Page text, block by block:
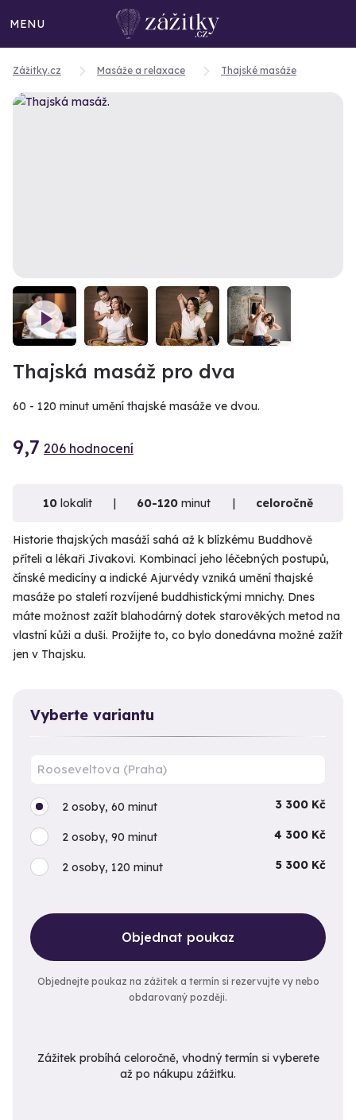
MENU
Zážitky.cz Masáže a relaxace Thajské masáže
Thajská masáž pro dva
60 - 120 minut umění thajské masáže ve dvou.
9,7 206 hodnocení
10 lokalit 60-120 minut celoročně
Historie thajských masáží sahá až k blízkému Buddhově
příteli a lékaři Jivakovi. Kombinací jeho léčebných postupů,
čínské medicíny a indické Ajurvédy vzniká umění thajské
masáže po staletí rozvíjené buddhistickými mnichy. Dnes
máte možnost zažít blahodárný dotek starověkých metod na
vlastní kůži a duši. Prožijte to, co bylo donedávna možné zažít
jen v Thajsku.
Vyberte variantu
2 osoby, 60 minut 3 300 Kč
2 osoby, 90 minut 4 300 Kč
2 osoby, 120 minut 5 300 Kč
Objednat poukaz
Objednejte poukaz na zážitek a termín si rezervujte vy nebo
obdarovaný později.
Zážitek probíhá celoročně, vhodný termín si vyberete
až po nákupu zážitku.